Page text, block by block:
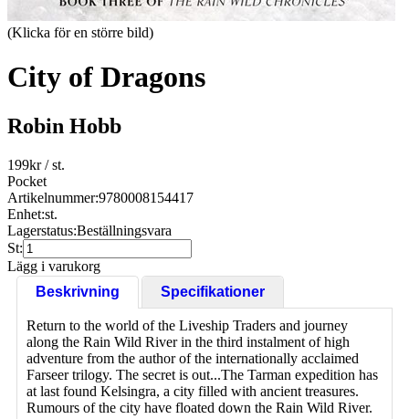
(Klicka för en större bild)
City of Dragons
Robin Hobb
199kr/ st.
Pocket
Artikelnummer:9780008154417
Enhet:st.
Lagerstatus:Beställningsvara
St:
Lägg i varukorg
Beskrivning
Specifikationer
Return to the world of the Liveship Traders and journey
along the Rain Wild River in the third instalment of high
adventure from the author of the internationally acclaimed
Farseer trilogy. The secret is out...The Tarman expedition has
at last found Kelsingra, a city filled with ancient treasures.
Rumours of the city have floated down the Rain Wild River.